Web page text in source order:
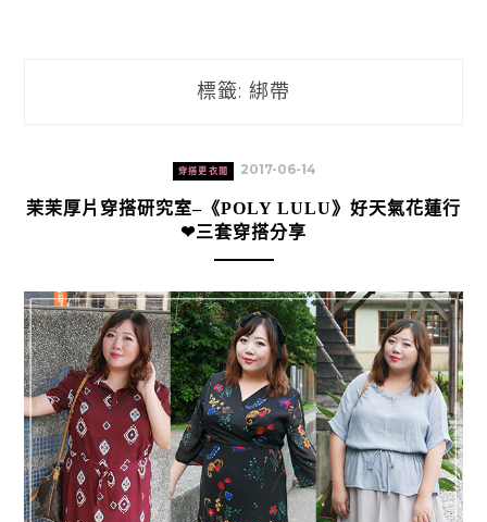
標籤: 綁帶
穿搭更衣間 2017-06-14
茉茉厚片穿搭研究室–《POLY LULU》好天氣花蓮行
❤三套穿搭分享